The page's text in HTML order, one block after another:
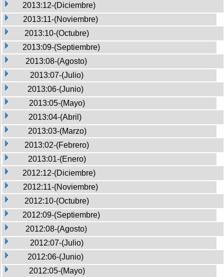
2013:12-(Diciembre)
2013:11-(Noviembre)
2013:10-(Octubre)
2013:09-(Septiembre)
2013:08-(Agosto)
2013:07-(Julio)
2013:06-(Junio)
2013:05-(Mayo)
2013:04-(Abril)
2013:03-(Marzo)
2013:02-(Febrero)
2013:01-(Enero)
2012:12-(Diciembre)
2012:11-(Noviembre)
2012:10-(Octubre)
2012:09-(Septiembre)
2012:08-(Agosto)
2012:07-(Julio)
2012:06-(Junio)
2012:05-(Mayo)